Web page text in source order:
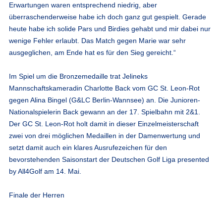
Erwartungen waren entsprechend niedrig, aber
überraschenderweise habe ich doch ganz gut gespielt. Gerade
heute habe ich solide Pars und Birdies gehabt und mir dabei nur
wenige Fehler erlaubt. Das Match gegen Marie war sehr
ausgeglichen, am Ende hat es für den Sieg gereicht.“
Im Spiel um die Bronzemedaille trat Jelineks
Mannschaftskameradin Charlotte Back vom GC St. Leon-Rot
gegen Alina Bingel (G&LC Berlin-Wannsee) an. Die Junioren-
Nationalspielerin Back gewann an der 17. Spielbahn mit 2&1.
Der GC St. Leon-Rot holt damit in dieser Einzelmeisterschaft
zwei von drei möglichen Medaillen in der Damenwertung und
setzt damit auch ein klares Ausrufezeichen für den
bevorstehenden Saisonstart der Deutschen Golf Liga presented
by All4Golf am 14. Mai.
Finale der Herren